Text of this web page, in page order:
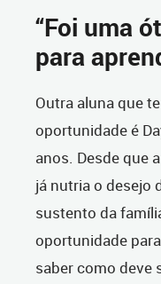
“Foi uma
para
Outra aluna que
oportunidade é
anos. Desde que
já nutria o desejo
sustento da
oportunidade
saber como deve